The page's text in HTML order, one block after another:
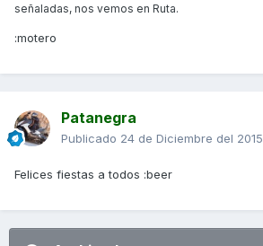
señaladas, nos vemos en Ruta.
:motero
Patanegra
Publicado 24 de Diciembre del 2015
Felices fiestas a todos :beer